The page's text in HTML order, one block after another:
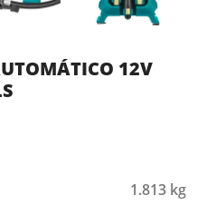
12V
1.813 kg